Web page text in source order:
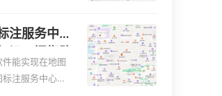
务中心办理手
现在地图上标
务中心位置相
可查看下方正
注服务中心
中心苹果地
能实现在地图
标注服务中心位